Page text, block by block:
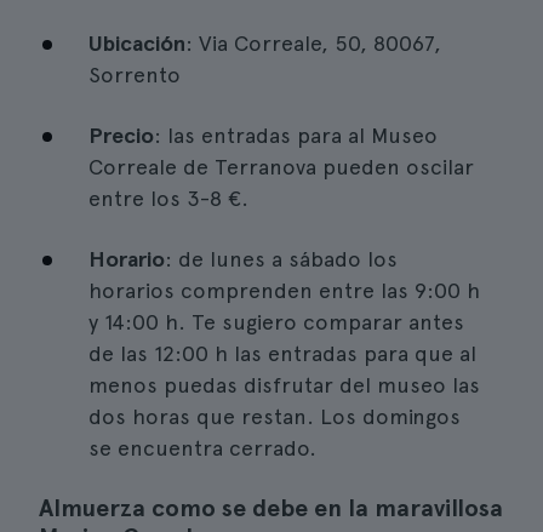
Ubicación: Via Correale, 50, 80067,
Sorrento
Precio: las entradas para al Museo
Correale de Terranova pueden oscilar
entre los 3-8 €.
Horario: de lunes a sábado los
horarios comprenden entre las 9:00 h
y 14:00 h. Te sugiero comparar antes
de las 12:00 h las entradas para que al
menos puedas disfrutar del museo las
dos horas que restan. Los domingos
se encuentra cerrado.
Almuerza como se debe en la maravillosa